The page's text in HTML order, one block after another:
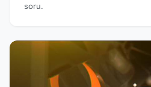
soru.